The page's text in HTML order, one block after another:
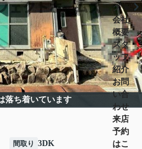
グ
会社
概要
スタ
ッフ
紹介
お問
い合
わせ
来店
予約
はこ
落ち着いています
間取り 3DK